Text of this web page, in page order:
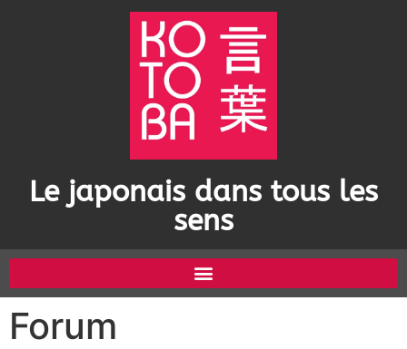
Le japonais dans tous les
sens
Forum